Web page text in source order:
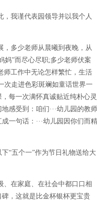
我谨代表园领导并以我个人
多少老师从晨曦到夜晚，从
妈”而尽心尽职;多少老师伏案
师工作中无论怎样繁忙，生活
次走进色彩斑斓如童话世界一
每一次满怀真诚贴近纯朴心灵
感受到：咱们···幼儿园的教师
一句话：···幼儿园因你们而精
“五个一”作为节日礼物送给大
、在家庭、在社会中都口口相
，这就是比金杯银杯更宝贵